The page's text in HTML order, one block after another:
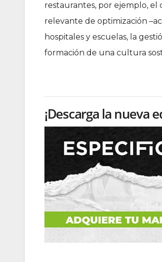
restaurantes, por ejemplo,
relevante de optimización
hospitales y escuelas, la
formación de una cultura
¡Descarga la nueva